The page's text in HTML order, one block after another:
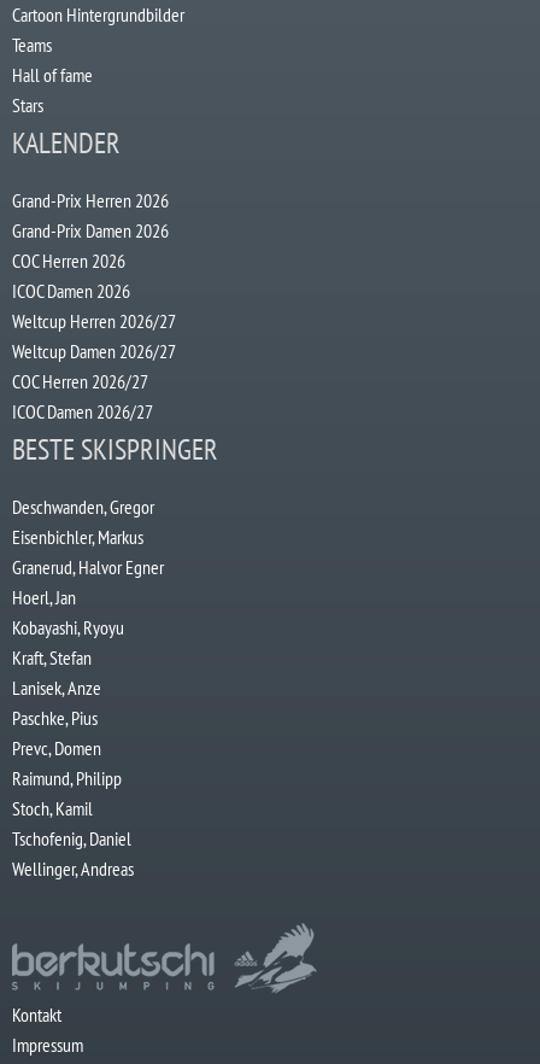
Cartoon Hintergrundbilder
Teams
Hall of fame
Stars
KALENDER
Grand-Prix Herren 2026
Grand-Prix Damen 2026
COC Herren 2026
ICOC Damen 2026
Weltcup Herren 2026/27
Weltcup Damen 2026/27
COC Herren 2026/27
ICOC Damen 2026/27
BESTE SKISPRINGER
Deschwanden, Gregor
Eisenbichler, Markus
Granerud, Halvor Egner
Hoerl, Jan
Kobayashi, Ryoyu
Kraft, Stefan
Lanisek, Anze
Paschke, Pius
Prevc, Domen
Raimund, Philipp
Stoch, Kamil
Tschofenig, Daniel
Wellinger, Andreas
Kontakt
Impressum